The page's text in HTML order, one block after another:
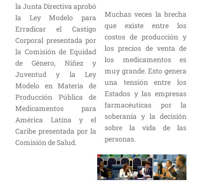
la Junta Directiva aprobó
la Ley Modelo para
Erradicar el Castigo
Corporal presentada por
la Comisión de Equidad
de Género, Niñez y
Juventud y la Ley
Modelo en Materia de
Producción Pública de
Medicamentos para
América Latina y el
Caribe presentada por la
Comisión de Salud.
Muchas veces la brecha
que existe entre los
costos de producción y
los precios de venta de
los medicamentos es
muy grande. Esto genera
una tensión entre los
Estados y las empresas
farmacéuticas por la
soberanía y la decisión
sobre la vida de las
personas.